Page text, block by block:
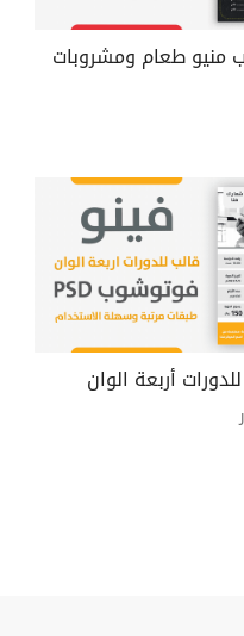
منيو طعام ومشروبات
أربعة الوان